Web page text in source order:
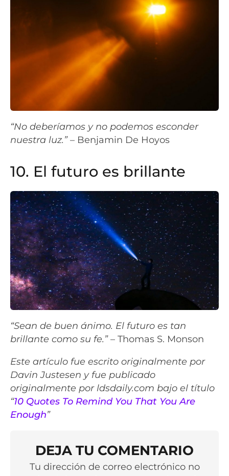
“No deberíamos y no podemos esconder
nuestra luz.”– Benjamin De Hoyos
10. El futuro es brillante
“Sean de buen ánimo. El futuro es tan
brillante como su fe.”– Thomas S. Monson
Este artículo fue escrito originalmente por
Davin Justesen y fue publicado
originalmente por ldsdaily.com bajo el título
“10 Quotes To Remind You That You Are
Enough”
DEJA TU COMENTARIO
Tu dirección de correo electrónico no